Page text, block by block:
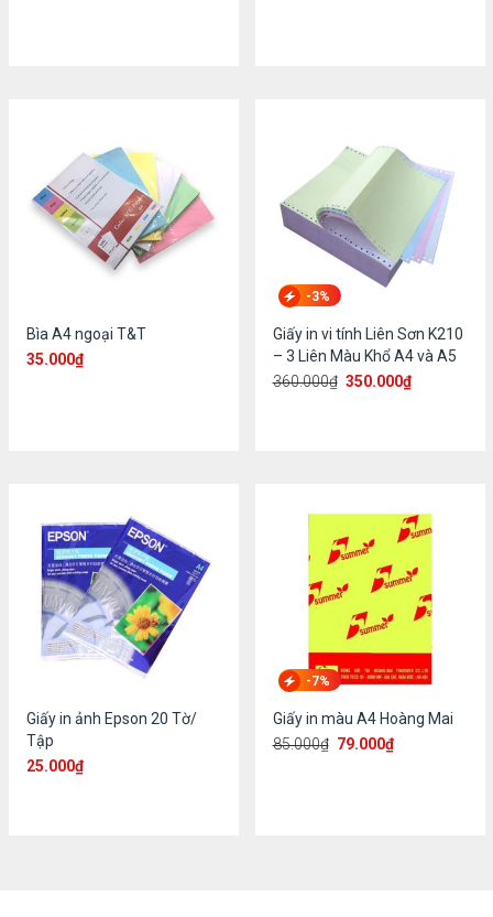
Bìa A4 ngoại T&T
35.000₫
-3%
Giấy in vi tính Liên Sơn K210
– 3 Liên Màu Khổ A4 và A5
360.000₫ 350.000₫
Giấy in ảnh Epson 20 Tờ/
Tập
25.000₫
-7%
Giấy in màu A4 Hoàng Mai
85.000₫ 79.000₫